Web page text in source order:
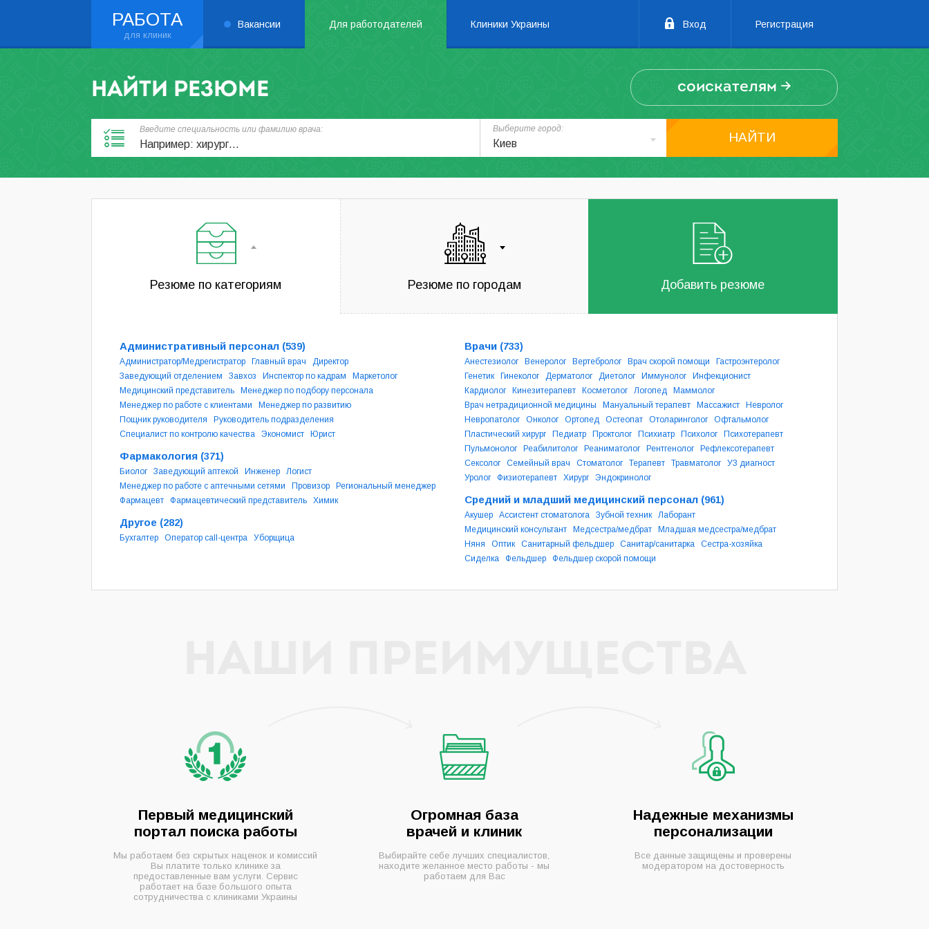
РАБОТА Вакансии Для работодателей Клиники Украины Вход Регистрация
НАЙТИ РЕЗЮМЕ соискателям
Введите специальность или фамилию врача: Выберите город:
Киев НАЙТИ
Резюме по категориям Резюме по городам Добавить резюме
Административный персонал (539)
Администратор/Медрегистратор Главный врач
Директор
Заведующий отделением
Завхоз Инспектор по кадрам
Маркетолог
Медицинский представитель
Менеджер по подбору персонала
Менеджер по работе с клиентами
Менеджер по развитию
Пощник руководителя
Руководитель подразделения
Специалист по контролю качества
Экономист Юрист
Врачи (733)
Анестезиолог Венеролог Вертебролог Врач скорой помощи
Гастроэнтеролог
Генетик
Гинеколог Дерматолог Диетолог Иммунолог
Инфекционист
Кардиолог
Кинезитерапевт Косметолог Логопед
Маммолог
Врач нетрадиционной медицины
Мануальный терапевт Массажист
Невролог
Невропатолог
Онколог Ортопед Остеопат Отоларинголог
Офтальмолог
Пластический хирург
Педиатр Проктолог Психиатр Психолог
Психотерапевт
Пульмонолог
Реабилитолог Реаниматолог Рентгенолог
Рефлексотерапевт
Сексолог
Семейный врач Стоматолог Терапевт Травматолог
УЗ диагност
Уролог
Физиотерапевт Хирург Эндокринолог
Фармакология (371)
Биолог Заведующий аптекой Инженер
Логист
Менеджер по работе с аптечными сетями
Провизор
Региональный менеджер
Фармацевт
Фармацевтический представитель Химик Средний и младший медицинский персонал (961)
Акушер Ассистент стоматолога Зубной техник
Лаборант
Медицинский консультант
Медсестра/медбрат
Младшая медсестра/медбрат
Няня
Оптик Санитарный фельдшер Санитар/санитарка
Сестра-хозяйка
Сиделка
Фельдшер Фельдшер скорой помощи
Другое (282)
Бухгалтер Оператор call-центра Уборщица
Первый медицинский
портал поиска работы
Мы работаем без скрытых наценок и комиссий
Вы платите только клинике за
предоставленные вам услуги. Сервис
работает на базе большого опыта
сотрудничества с клиниками Украины
Огромная база
врачей и клиник
Выбирайте себе лучших специалистов,
находите желанное место работы - мы
работаем для Вас
Надежные механизмы
персонализации
Все данные защищены и проверены
модератором на достоверность